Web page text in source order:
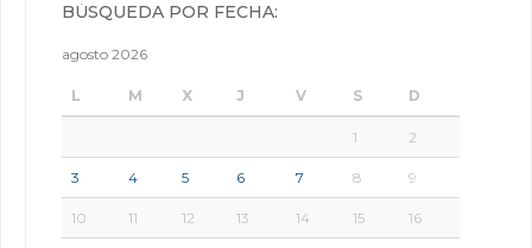
BÚSQUEDA POR FECHA:
agosto 2026
L M X J V S D
1 2
3 4 5 6 7 8 9
10 11 12 13 14 15 16